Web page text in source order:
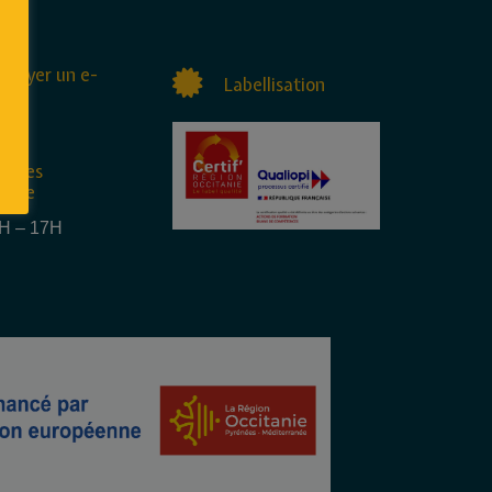
un e-
– 17H
Labellisation